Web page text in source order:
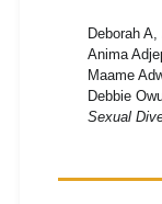
Deborah A,
Anima
Maame
Debbie
Sexual